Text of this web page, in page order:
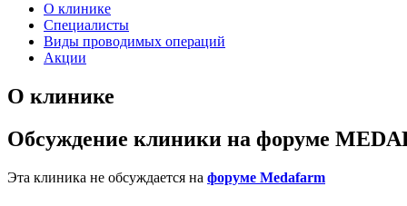
О клинике
Специалисты
Виды проводимых операций
Акции
О клинике
Обсуждение клиники на форуме
Эта клиника не обсуждается на форуме Medafarm